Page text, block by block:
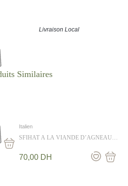
Livraison Local
Italien
SFIHAT A LA VIANDE D’AGNEAU
70,00 DH